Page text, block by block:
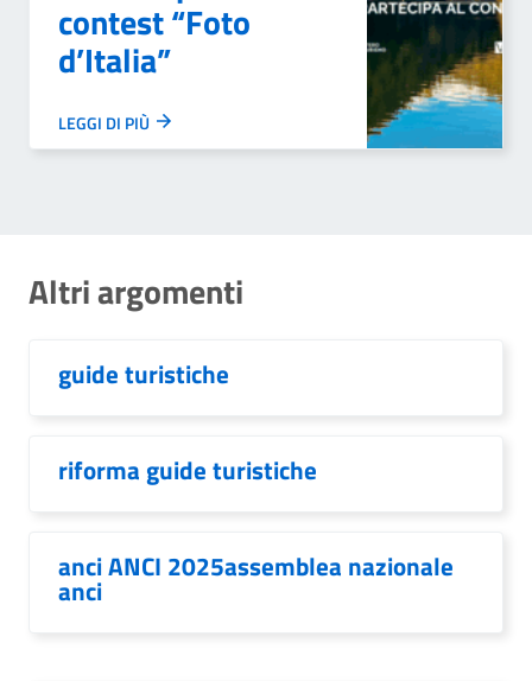
contest “Foto
d’Italia”
LEGGI DI PIÙ
Altri argomenti
guide turistiche
riforma guide turistiche
anci ANCI 2025assemblea nazionale
anci